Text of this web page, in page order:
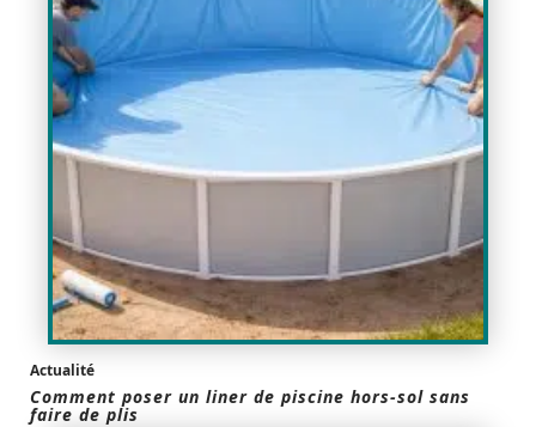
Actualité
Comment poser un liner de piscine hors-sol sans
faire de plis